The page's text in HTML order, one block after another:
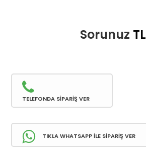
Sorunuz TL
TELEFONDA SİPARİŞ VER
TIKLA WHATSAPP İLE SİPARİŞ VER